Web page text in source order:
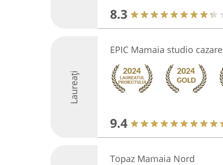
8.3
Laureați
EPIC Mamaia studio cazare
9.4
Topaz Mamaia Nord